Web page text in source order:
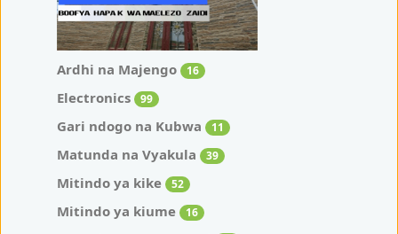
Ardhi na Majengo 16
Electronics 99
Gari ndogo na Kubwa 11
Matunda na Vyakula 39
Mitindo ya kike 52
Mitindo ya kiume 16